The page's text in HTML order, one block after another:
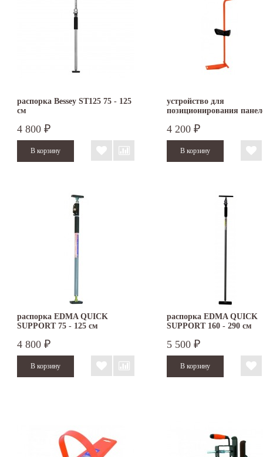
распорка Bessey ST125 75 - 125
см
4 800 ₽
устройство для
позиционирования
4 200 ₽
распорка EDMA QUICK
SUPPORT 75 - 125 см
4 800 ₽
распорка EDMA QUICK
SUPPORT 160 - 290 см
5 500 ₽